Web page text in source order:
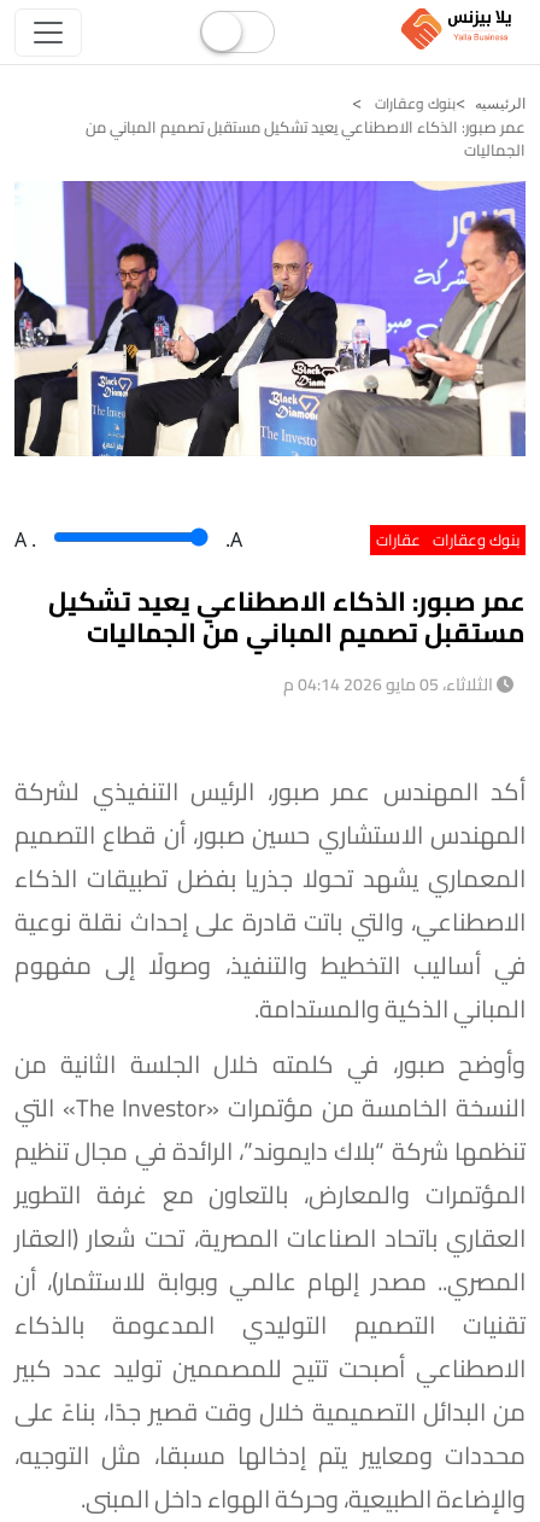
الرئيسيه بنوك وعقارات
عمر صبور: الذكاء الاصطناعي يعيد تشكيل مستقبل تصميم المباني من
الجماليات
بنوك وعقارات عقارات A . .A
عمر صبور: الذكاء الاصطناعي يعيد تشكيل
مستقبل تصميم المباني من الجماليات
الثلاثاء، 05 مايو 2026 04:14 م
أكد المهندس عمر صبور، الرئيس التنفيذي لشركة
المهندس الاستشاري حسين صبور، أن قطاع التصميم
المعماري يشهد تحولا جذريا بفضل تطبيقات الذكاء
الاصطناعي، والتي باتت قادرة على إحداث نقلة نوعية
في أساليب التخطيط والتنفيذ، وصولًا إلى مفهوم
المباني الذكية والمستدامة.
وأوضح صبور، في كلمته خلال الجلسة الثانية من
النسخة الخامسة من مؤتمرات «The Investor» التي
تنظمها شركة “بلاك دايموند”، الرائدة في مجال تنظيم
المؤتمرات والمعارض، بالتعاون مع غرفة التطوير
العقاري باتحاد الصناعات المصرية، تحت شعار (العقار
المصري.. مصدر إلهام عالمي وبوابة للاستثمار)، أن
تقنيات التصميم التوليدي المدعومة بالذكاء
الاصطناعي أصبحت تتيح للمصممين توليد عدد كبير
من البدائل التصميمية خلال وقت قصير جدًا، بناءً على
محددات ومعايير يتم إدخالها مسبقا، مثل التوجيه،
والإضاءة الطبيعية، وحركة الهواء داخل المبنى.